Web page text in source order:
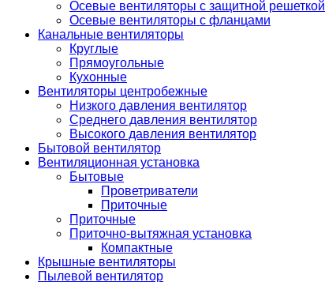
Осевые вентиляторы с защитной решеткой
Осевые вентиляторы с фланцами
Канальные вентиляторы
Круглые
Прямоугольные
Кухонные
Вентиляторы центробежные
Низкого давления вентилятор
Среднего давления вентилятор
Высокого давления вентилятор
Бытовой вентилятор
Вентиляционная установка
Бытовые
Проветриватели
Приточные
Приточные
Приточно-вытяжная установка
Компактные
Крышные вентиляторы
Пылевой вентилятор